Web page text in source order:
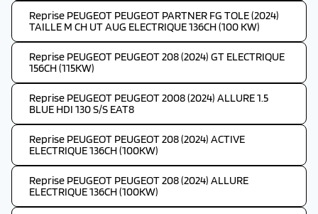
Reprise PEUGEOT PEUGEOT PARTNER FG TOLE (2024)
TAILLE M CH UT AUG ELECTRIQUE 136CH (100 KW)
Reprise PEUGEOT PEUGEOT 208 (2024) GT ELECTRIQUE
156CH (115KW)
Reprise PEUGEOT PEUGEOT 2008 (2024) ALLURE 1.5
BLUE HDI 130 S/S EAT8
Reprise PEUGEOT PEUGEOT 208 (2024) ACTIVE
ELECTRIQUE 136CH (100KW)
Reprise PEUGEOT PEUGEOT 208 (2024) ALLURE
ELECTRIQUE 136CH (100KW)